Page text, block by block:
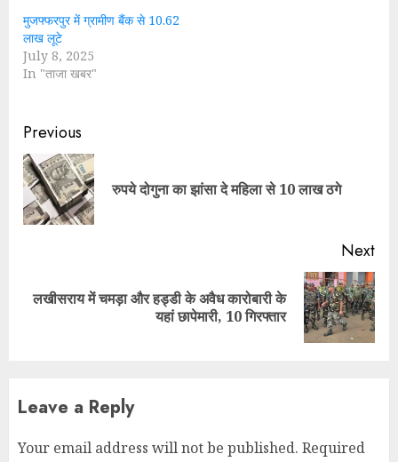
मुजफ्फरपुर में ग्रामीण बैंक से 10.62
लाख लूटे
July 8, 2025
In "ताजा खबर"
Continue
Reading
Previous
रुपये दोगुना का झांसा दे महिला से 10 लाख ठगे
Next
Next
लखीसराय में चमड़ा और हड्डी के अवैध कारोबारी के
यहां छापेमारी, 10 गिरफ्तार
Leave a Reply
Your email address will not be published. Required